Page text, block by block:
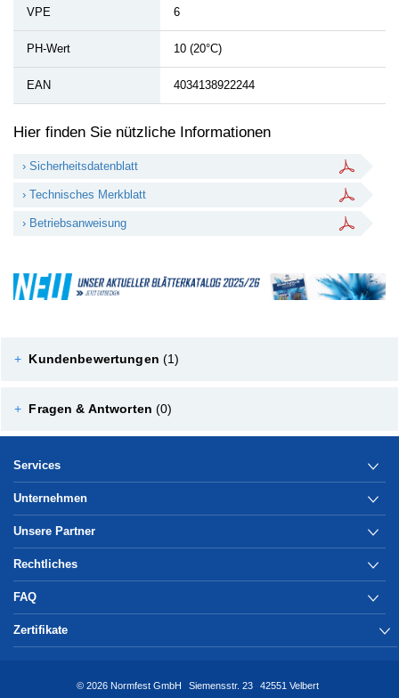
VPE 6
PH-Wert 10 (20°C)
EAN 4034138922244
Hier finden Sie nützliche Informationen
› Sicherheitsdatenblatt
› Technisches Merkblatt
› Betriebsanweisung
+ Kundenbewertungen (1)
+ Fragen & Antworten (0)
Services
Unternehmen
Unsere Partner
Rechtliches
FAQ
Zertifikate
© 2026 Normfest GmbH Siemensstr. 23 42551 Velbert